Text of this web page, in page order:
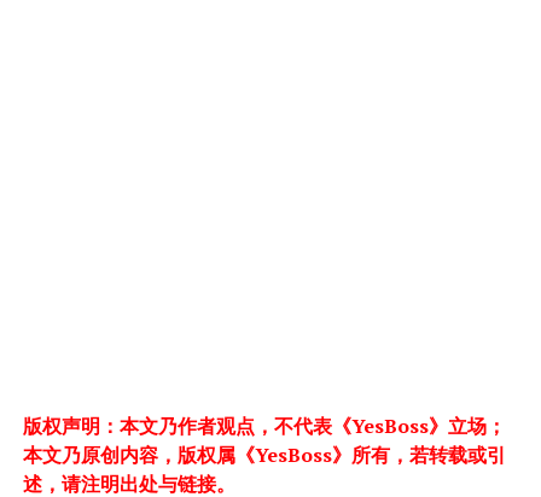
版权声明：本文乃作者观点，不代表《YesBoss》立场；
本文乃原创内容，版权属《YesBoss》所有，若转载或引
述，请注明出处与链接。